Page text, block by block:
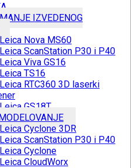
IZVEDENOG
Leica Nova MS60
Leica ScanStation P30 i P40
Leica Viva GS16
Leica TS16
Leica RTC360 3D laserki
Leica GS18T
Leica Cyclone 3DR
Leica ScanStation P30 i P40
Leica Cyclone
Leica CloudWorx